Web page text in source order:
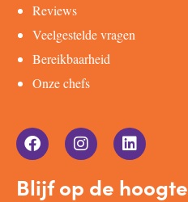
Reviews
Veelgestelde vragen
Bereikbaarheid
Onze chefs
Blijf op de hoogte